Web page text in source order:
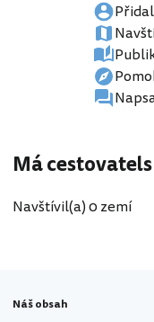
Má
Navštívil(a) 0 zemí
Náš obsah